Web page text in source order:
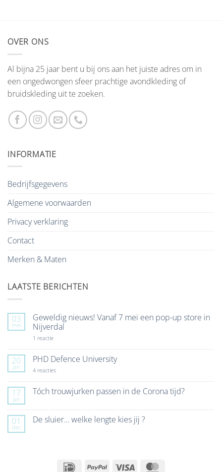
OVER ONS
Al bijna 25 jaar bent u bij ons aan het juiste adres om in
een ongedwongen sfeer prachtige avondkleding of
bruidskleding uit te zoeken.
INFORMATIE
Bedrijfsgegevens
Algemene voorwaarden
Privacy verklaring
Contact
Merken & Maten
LAATSTE BERICHTEN
03
mei
Geweldig nieuws! Vanaf 7 mei een pop-up store in
Nijverdal
1 reactieop
Vanaf
7
mei
up
store
20
jan
PHD Defence University
4 reactiesop
University
17
jan
Tóch trouwjurken passen in de Corona tijd?
Tóch
01
dec
De sluier… welke lengte kies jij ?
IDeal PayPal Visa